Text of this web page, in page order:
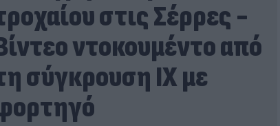
στις Σέρρες -
ντοκουμέντο από
σύγκρουση ΙΧ με